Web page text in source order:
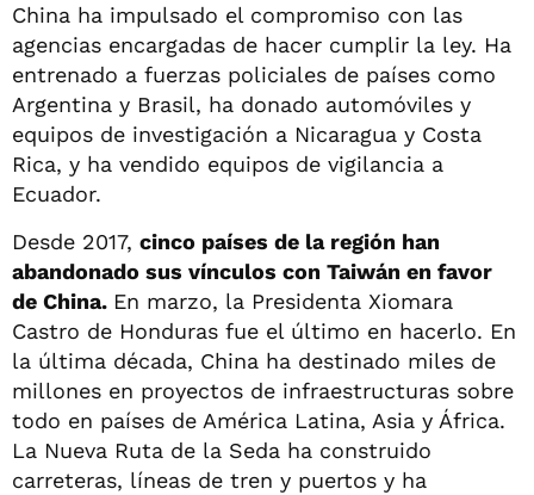
China ha impulsado el compromiso con las
agencias encargadas de hacer cumplir la ley. Ha
entrenado a fuerzas policiales de países como
Argentina y Brasil, ha donado automóviles y
equipos de investigación a Nicaragua y Costa
Rica, y ha vendido equipos de vigilancia a
Ecuador.
Desde 2017, cinco países de la región han
abandonado sus vínculos con Taiwán en favor
de China. En marzo, la Presidenta Xiomara
Castro de Honduras fue el último en hacerlo. En
la última década, China ha destinado miles de
millones en proyectos de infraestructuras sobre
todo en países de América Latina, Asia y África.
La Nueva Ruta de la Seda ha construido
carreteras, líneas de tren y puertos y ha